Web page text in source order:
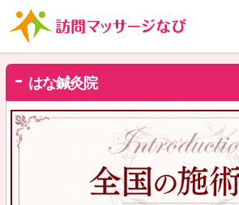
はな鍼灸院